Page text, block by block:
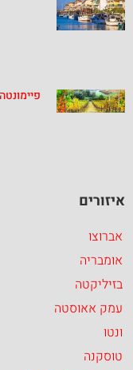
פיימונטה
איזורים
אברוצו
אומבריה
בזיליקטה
עמק אאוסטה
ונטו
טוסקנה